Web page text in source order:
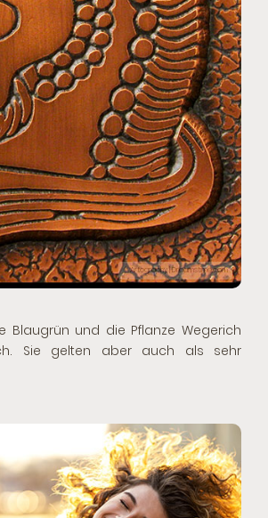
© Artography | Dreamstime.com
Blaugrün und die Pflanze Wegerich
Sie gelten aber auch als sehr